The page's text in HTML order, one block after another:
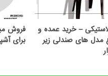
– خرید عمده و
مدل های صندلی زیر
فروش
برای